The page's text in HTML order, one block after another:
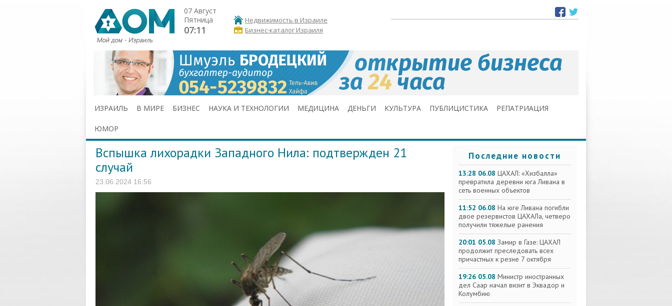
07 Август
Пятница
07:11
Недвижимость в Израиле
Бизнес-каталог Израиля
ИЗРАИЛЬ В МИРЕ БИЗНЕС НАУКА И ТЕХНОЛОГИИ МЕДИЦИНА ДЕНЬГИ КУЛЬТУРА ПУБЛИЦИСТИКА РЕПАТРИАЦИЯ
ЮМОР
Вспышка лихорадки Западного Нила: подтвержден 21
случай
23.06.2024 16:56
Последние новости
13:28 06.08 ЦАХАЛ: «Хизбалла»
превратила деревни юга Ливана в
сеть военных объектов
11:52 06.08 На юге Ливана погибли
двое резервистов ЦАХАЛа, четверо
получили тяжелые ранения
20:01 05.08 Замир в Газе: ЦАХАЛ
продолжит преследовать всех
причастных к резне 7 октября
19:26 05.08 Министр иностранных
дел Саар начал визит в Эквадор и
Колумбию